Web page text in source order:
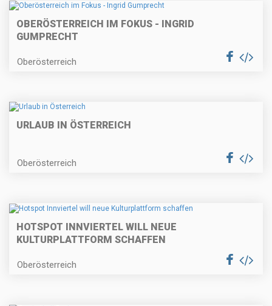
OBERÖSTERREICH IM FOKUS - INGRID
GUMPRECHT
Oberösterreich
URLAUB IN ÖSTERREICH
Oberösterreich
HOTSPOT INNVIERTEL WILL NEUE
KULTURPLATTFORM SCHAFFEN
Oberösterreich